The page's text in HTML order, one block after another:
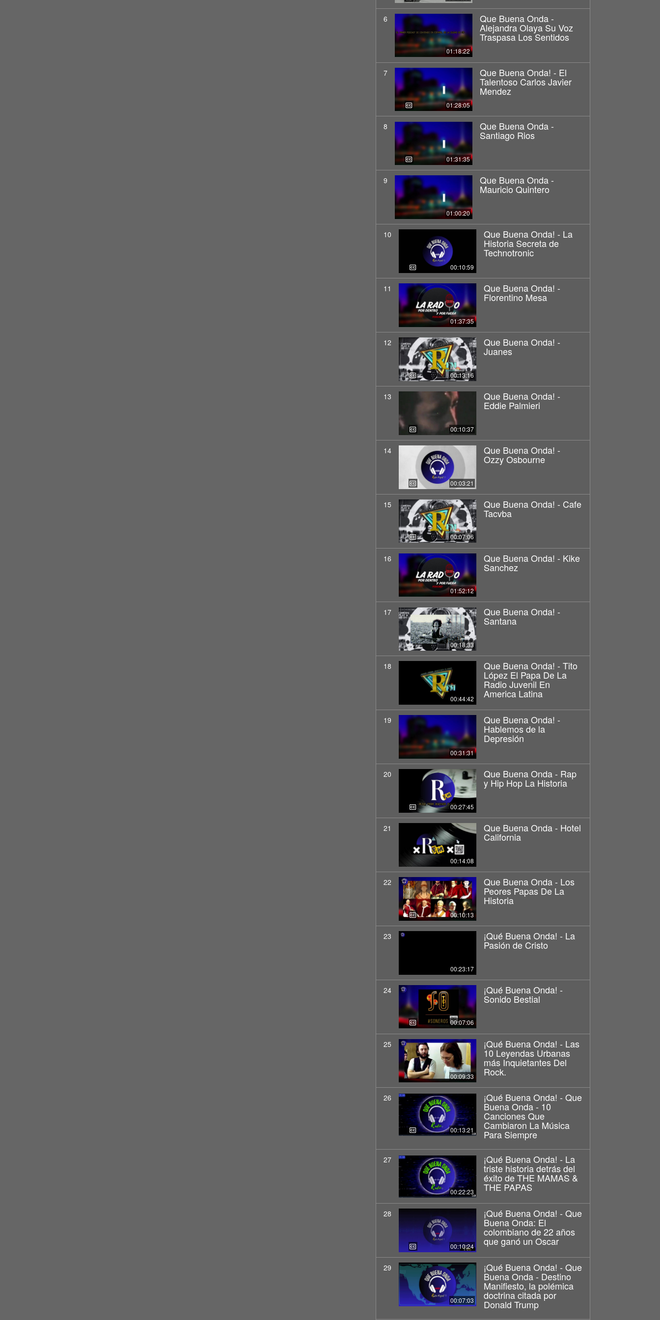
6
01:18:22
Que Buena Onda -
Alejandra Olaya Su Voz
Traspasa Los Sentidos
7
01:28:05
Que Buena Onda! - El
Talentoso Carlos Javier
Mendez
8
01:31:35
Que Buena Onda -
Santiago Rios
9
01:00:20
Que Buena Onda -
Mauricio Quintero
10
00:10:59
Que Buena Onda! - La
Historia Secreta de
Technotronic
11
01:37:35
Que Buena Onda! -
Florentino Mesa
12
00:13:16
Que Buena Onda! -
Juanes
13
00:10:37
Que Buena Onda! -
Eddie Palmieri
14
00:03:21
Que Buena Onda! -
Ozzy Osbourne
15
00:07:06
Que Buena Onda! - Cafe
Tacvba
16
01:52:12
Que Buena Onda! - Kike
Sanchez
17
00:18:33
Que Buena Onda! -
Santana
18
00:44:42
Que Buena Onda! - Tito
López El Papa De La
Radio Juvenil En
America Latina
19
00:31:31
Que Buena Onda! -
Hablemos de la
Depresión
20
00:27:45
Que Buena Onda - Rap
y Hip Hop La Historia
21
00:14:08
Que Buena Onda - Hotel
California
22
00:10:13
Que Buena Onda - Los
Peores Papas De La
Historia
23
00:23:17
¡Qué Buena Onda! - La
Pasión de Cristo
24
00:07:06
¡Qué Buena Onda! -
Sonido Bestial
25
00:09:33
¡Qué Buena Onda! - Las
10 Leyendas Urbanas
más Inquietantes Del
Rock.
26
00:13:21
¡Qué Buena Onda! - Que
Buena Onda - 10
Canciones Que
Cambiaron La Música
Para Siempre
27
00:22:23
¡Qué Buena Onda! - La
triste historia detrás del
éxito de THE MAMAS &
THE PAPAS
28
00:10:24
¡Qué Buena Onda! - Que
Buena Onda: El
colombiano de 22 años
que ganó un Oscar
29
00:07:03
¡Qué Buena Onda! - Que
Buena Onda - Destino
Manifiesto, la polémica
doctrina citada por
Donald Trump